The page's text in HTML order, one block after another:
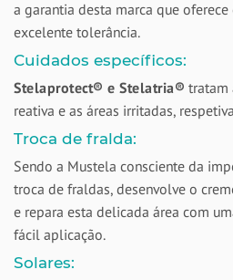
a garantia desta marca que oferece
excelente tolerância.
Cuidados específicos:
Stelaprotect® e Stelatria® tratam
reativa e as áreas irritadas,
Troca de fralda:
Sendo a Mustela consciente da
troca de fraldas, desenvolve o
e repara esta delicada área com
fácil aplicação.
Solares: